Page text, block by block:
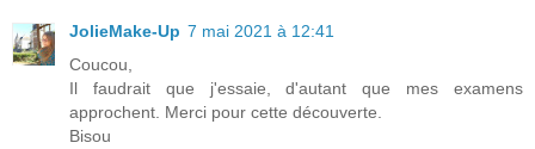
JolieMake-Up 7 mai 2021 à 12:41
Coucou,
Il faudrait que j'essaie, d'autant que mes examens
approchent. Merci pour cette découverte.
Bisou